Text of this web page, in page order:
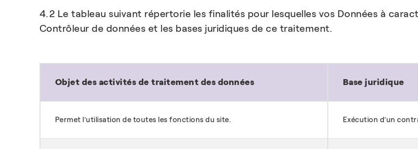
4.2 Le tableau suivant répertorie les finalités pour lesquelles vos Données à
Contrôleur de données et les bases juridiques de ce traitement.
Objet des activités de traitement des données Base juridique
Permet l’utilisation de toutes les fonctions du site. Exécution d’un